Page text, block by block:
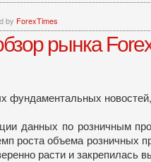
by ForexTimes
рынка
данных по розничным
роста объема розничных
расти и закрепилась